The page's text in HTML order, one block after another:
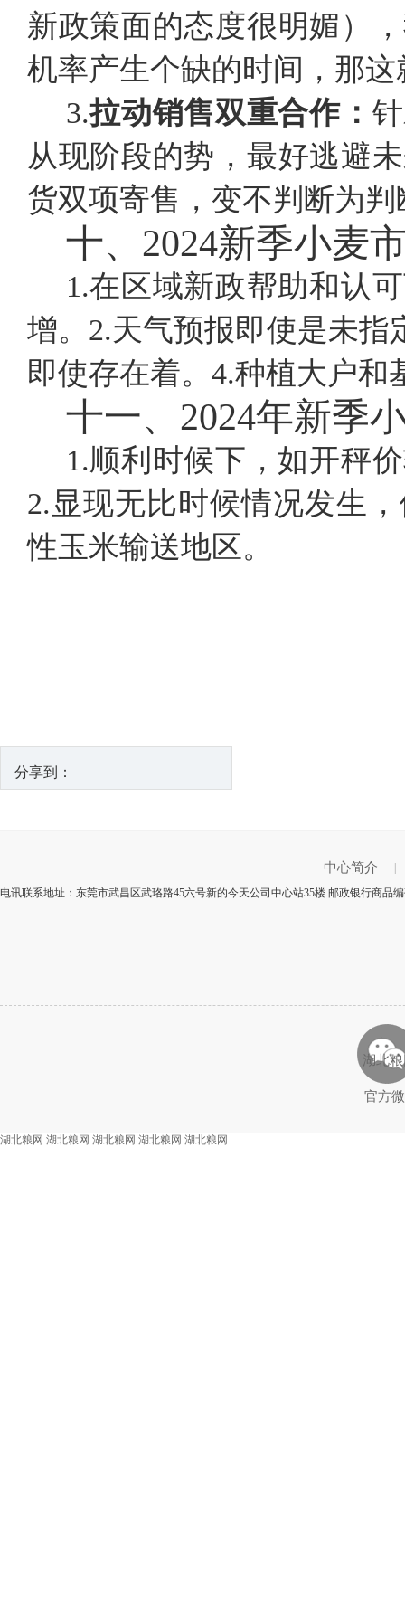
新政策面的态度很明媚）
机率产生个缺的时间，那
3.拉动销售双重合作：
从现阶段的势，最好逃避
货双项寄售，变不判断为
十、 2024新季小麦
1.在区域新政帮助和认
增。2.天气预报即使是未指
即使存在着。4.种植大户
十一、 2024年新季
1.顺利时候下，如开秤
2.显现无比时候情况发生
性玉米输送地区。
分享到：
中心简介
电讯联系地址：东莞市武昌区武珞路45六号新的今天公司中心站35楼 邮政银行商品
湖北
官方
湖北粮网 湖北粮网 湖北粮网 湖北粮网 湖北粮网